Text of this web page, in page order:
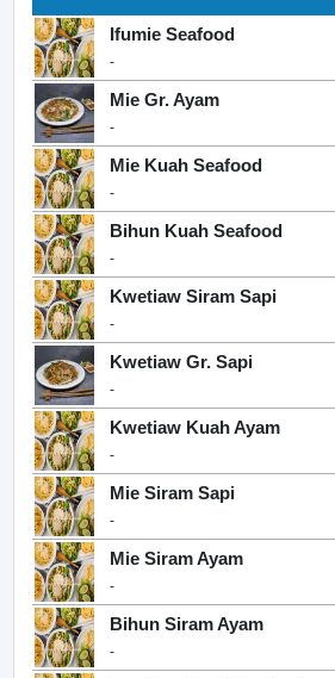
Ifumie Seafood
-
Mie Gr. Ayam
-
Mie Kuah Seafood
-
Bihun Kuah Seafood
-
Kwetiaw Siram Sapi
-
Kwetiaw Gr. Sapi
-
Kwetiaw Kuah Ayam
-
Mie Siram Sapi
-
Mie Siram Ayam
-
Bihun Siram Ayam
-